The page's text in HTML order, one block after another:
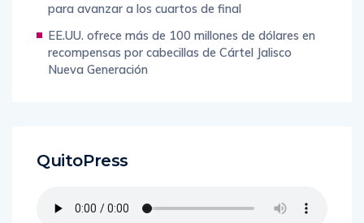
para avanzar a los cuartos de final
EE.UU. ofrece más de 100 millones de dólares en
recompensas por cabecillas de Cártel Jalisco
Nueva Generación
QuitoPress